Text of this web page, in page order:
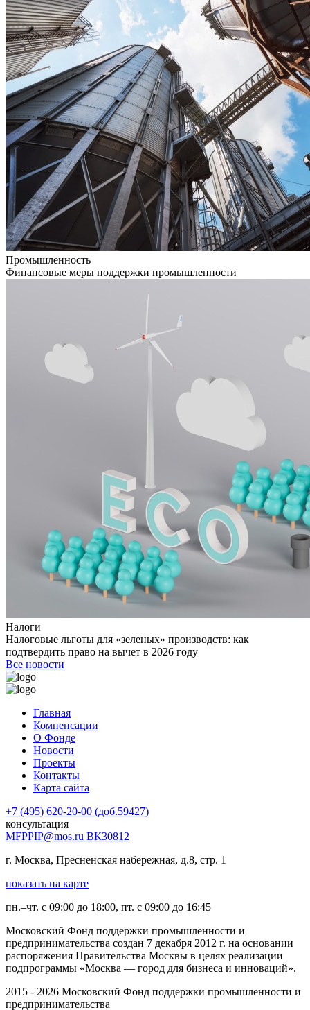
Промышленность
Финансовые меры поддержки промышленности
Налоги
Налоговые льготы для «зеленых» производств: как
подтвердить право на вычет в 2026 году
Все новости
Главная
Компенсации
О Фонде
Новости
Проекты
Контакты
Карта сайта
+7 (495) 620-20-00 (доб.59427)
консультация
MFPPIP@mos.ru ВК30812
г. Москва, Пресненская набережная, д.8, стр. 1
показать на карте
пн.–чт. с 09:00 до 18:00, пт. с 09:00 до 16:45
Московский Фонд поддержки промышленности и
предпринимательства создан 7 декабря 2012 г. на основании
распоряжения Правительства Москвы в целях реализации
подпрограммы «Москва — город для бизнеса и инноваций».
2015 - 2026 Московский Фонд поддержки промышленности и
предпринимательства